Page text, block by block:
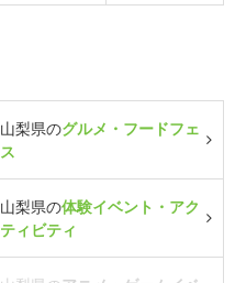
山梨県のグルメ・フードフェ
ス
山梨県の体験イベント・アク
ティビティ